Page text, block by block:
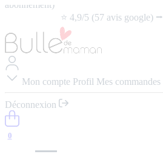
abonnement)
⭐️ 4,9/5 (57 avis google) ⭢
Mon compte Profil Mes commandes
Déconnexion
0